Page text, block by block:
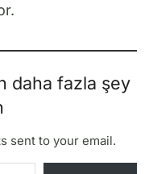
daha fazla şey
sent to your email.